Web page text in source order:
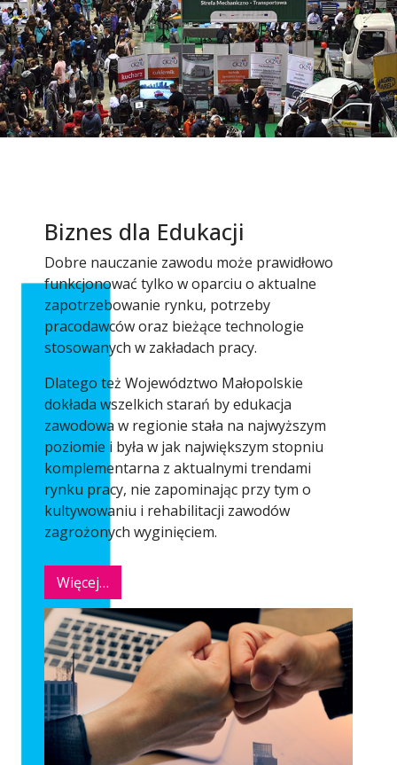
Biznes dla Edukacji
Dobre nauczanie zawodu może prawidłowo
funkcjonować tylko w oparciu o aktualne
zapotrzebowanie rynku, potrzeby
pracodawców oraz bieżące technologie
stosowanych w zakładach pracy.
Dlatego też Województwo Małopolskie
dokłada wszelkich starań by edukacja
zawodowa w regionie stała na najwyższym
poziomie i była w jak największym stopniu
komplementarna z aktualnymi trendami
rynku pracy, nie zapominając przy tym o
kultywowaniu i rehabilitacji zawodów
zagrożonych wyginięciem.
Więcej…